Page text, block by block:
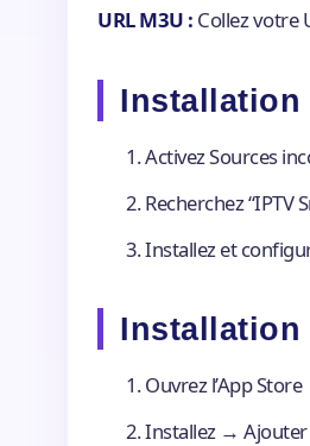
URL M3U : Collez votre
Activez Sources
Recherchez “IPTV
Installez et
Installation
Ouvrez l’App
Installez →